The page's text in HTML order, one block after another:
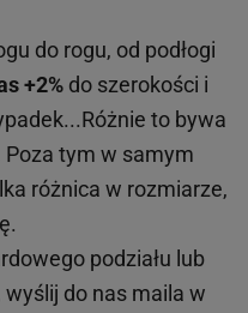
do rogu, od podłogi
+2% do szerokości i
to bywa
tym w samym
różnica w rozmiarze,
podziału lub
do nas maila w